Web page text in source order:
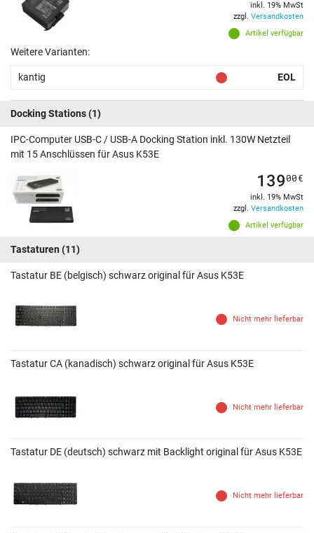
Artikel verfügbar
inkl. 19% MwSt
zzgl. Versandkosten
Weitere Varianten:
kantig EOL
Docking Stations(1)
IPC-Computer USB-C / USB-A Docking Station inkl. 130W Netzteil
mit 15 Anschlüssen für Asus K53E
Artikel verfügbar
13900€
inkl. 19% MwSt
zzgl. Versandkosten
Tastaturen (11)
Tastatur BE (belgisch) schwarz original für Asus K53E
Nicht mehr lieferbar
Tastatur CA (kanadisch) schwarz original für Asus K53E
Nicht mehr lieferbar
Tastatur DE (deutsch) schwarz mit Backlight original für Asus K53E
Nicht mehr lieferbar